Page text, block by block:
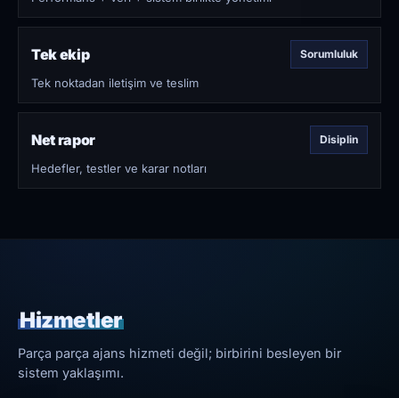
Tek ekip Sorumluluk
Tek noktadan iletişim ve teslim
Net rapor Disiplin
Hedefler, testler ve karar notları
Hizmetler
Parça parça ajans hizmeti değil; birbirini besleyen bir
sistem yaklaşımı.